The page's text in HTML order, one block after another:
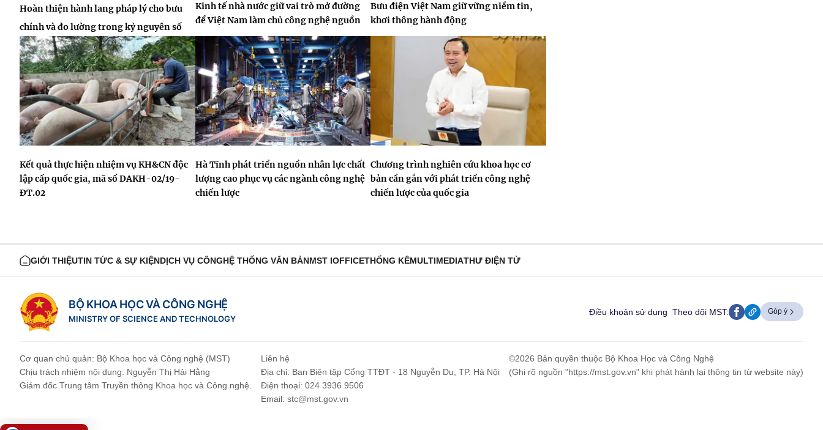
Hoàn thiện hành lang pháp lý cho bưu
chính và đo lường trong kỷ nguyên số
Kinh tế nhà nước giữ vai trò mở đường
để Việt Nam làm chủ công nghệ nguồn
Bưu điện Việt Nam giữ vững niềm tin,
khơi thông hành động
Kết quả thực hiện nhiệm vụ KH&CN độc
lập cấp quốc gia, mã số DAKH-02/19-
ĐT.02
Hà Tĩnh phát triển nguồn nhân lực chất
lượng cao phục vụ các ngành công nghệ
chiến lược
Chương trình nghiên cứu khoa học cơ
bản cần gắn với phát triển công nghệ
chiến lược của quốc gia
GIỚI THIỆUTIN TỨC & SỰ KIỆNDỊCH VỤ CÔNGHỆ THỐNG VĂN BẢNMST IOFFICETHỐNG KÊMULTIMEDIATHƯ ĐIỆN TỬ
BỘ KHOA HỌC VÀ CÔNG NGHỆ
MINISTRY OF SCIENCE AND TECHNOLOGY
Điều khoản sử dụng Theo dõi MST: Góp ý
Cơ quan chủ quản: Bộ Khoa học và Công nghệ (MST)
Chịu trách nhiệm nội dung: Nguyễn Thị Hải Hằng
Giám đốc Trung tâm Truyền thông Khoa học và Công nghệ.
Liên hệ
Địa chỉ: Ban Biên tập Cổng TTĐT - 18 Nguyễn Du, TP. Hà Nội
Điện thoại: 024 3936 9506
Email: stc@mst.gov.vn
©2026 Bản quyền thuộc Bộ Khoa Học và Công Nghệ
(Ghi rõ nguồn "https://mst.gov.vn" khi phát hành lại thông tin từ website này)